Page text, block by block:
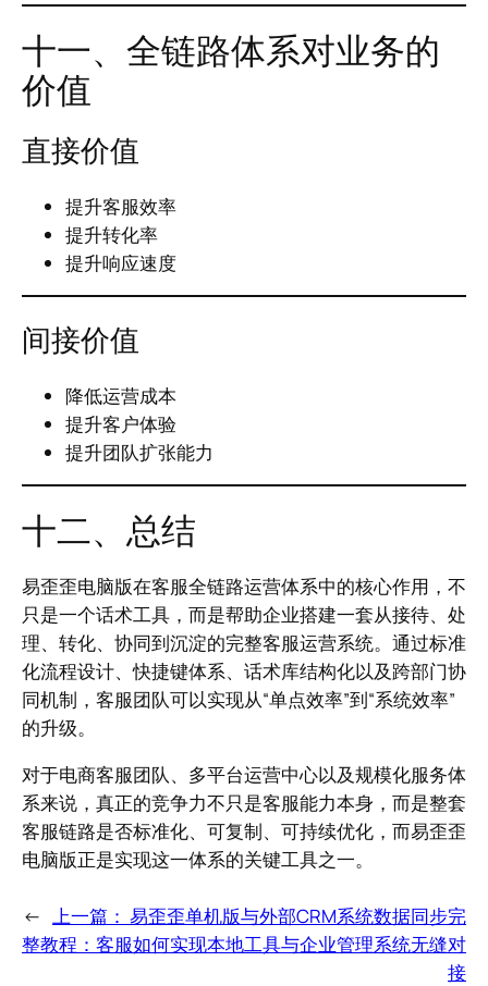
十一、全链路体系对业务的
价值
直接价值
提升客服效率
提升转化率
提升响应速度
间接价值
降低运营成本
提升客户体验
提升团队扩张能力
十二、总结
易歪歪电脑版在客服全链路运营体系中的核心作用，不
只是一个话术工具，而是帮助企业搭建一套从接待、处
理、转化、协同到沉淀的完整客服运营系统。通过标准
化流程设计、快捷键体系、话术库结构化以及跨部门协
同机制，客服团队可以实现从“单点效率”到“系统效率”
的升级。
对于电商客服团队、多平台运营中心以及规模化服务体
系来说，真正的竞争力不只是客服能力本身，而是整套
客服链路是否标准化、可复制、可持续优化，而易歪歪
电脑版正是实现这一体系的关键工具之一。
← 上一篇： 易歪歪单机版与外部CRM系统数据同步完
整教程：客服如何实现本地工具与企业管理系统无缝对
接